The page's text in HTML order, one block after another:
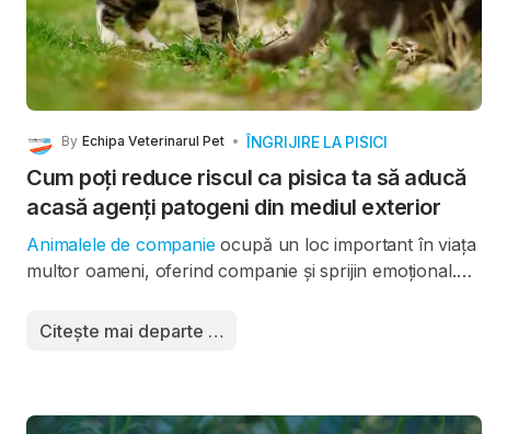
By Echipa Veterinarul Pet ÎNGRIJIRE LA PISICI
Cum poți reduce riscul ca pisica ta să aducă
acasă agenți patogeni din mediul exterior
Animalele de companieocupă un loc important în viața
multor oameni, oferind companie și sprijin emoțional.
în exterior, ele pot deveni și o cale prin care diferiți
Citește mai departe …